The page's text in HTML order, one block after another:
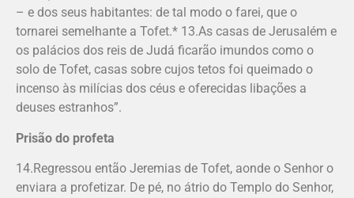
– e dos seus habitantes: de tal modo o farei, que o
tornarei semelhante a Tofet.* 13.As casas de Jerusalém e
os palácios dos reis de Judá ficarão imundos como o
solo de Tofet, casas sobre cujos tetos foi queimado o
incenso às milícias dos céus e oferecidas libações a
deuses estranhos”.
Prisão do profeta
14.Regressou então Jeremias de Tofet, aonde o Senhor o
enviara a profetizar. De pé, no átrio do Templo do Senhor,